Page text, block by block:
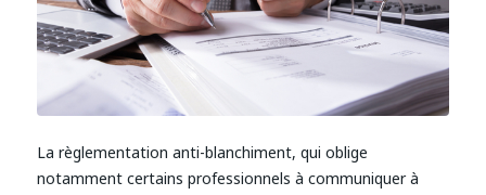
La règlementation anti-blanchiment, qui oblige
notamment certains professionnels à communiquer à